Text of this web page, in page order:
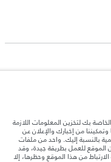
الوزن الإجمالي للسيارة
والركاب والسوائل والوقود
بك لتخزين المعلومات اللازمة
من إخبارك والإعلان عن
بالنسبة إليك. واحد من ملفات
الموقع للعمل بطريقة جيدة، وقد
من هذا الموقع وحظرها، إلا